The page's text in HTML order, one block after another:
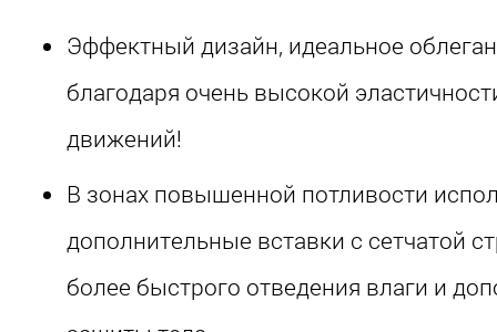
Эффектный дизайн, идеальное
благодаря очень высокой
движений!
В зонах повышенной потливости
дополнительные вставки с сетчатой
более быстрого отведения влаги и